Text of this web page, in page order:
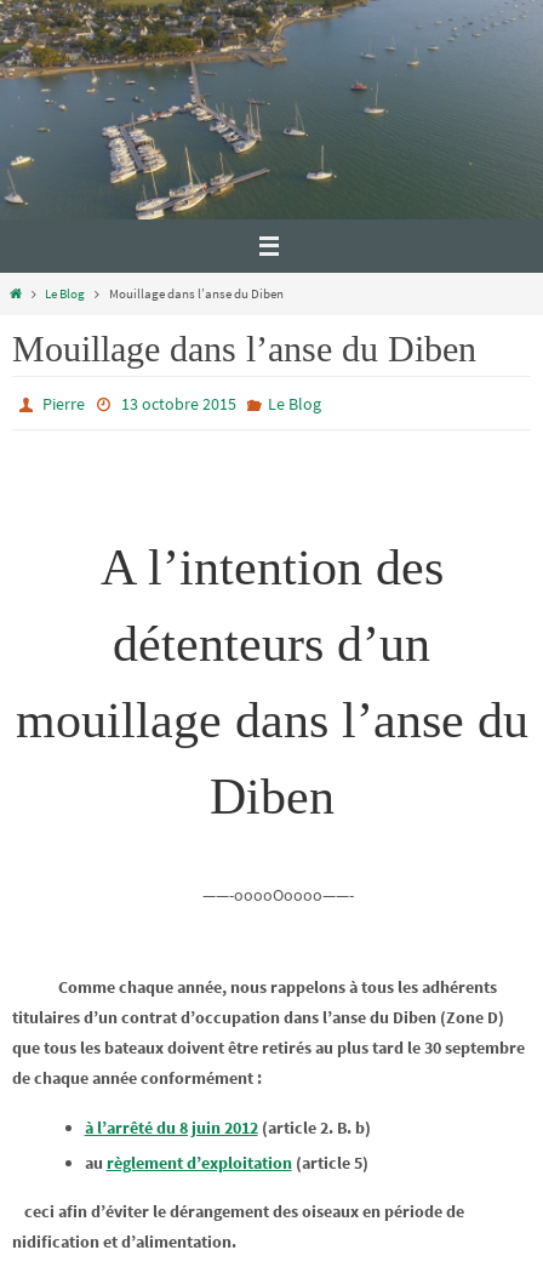
Le Blog Mouillage dans l’anse du Diben
Mouillage dans l’anse du Diben
Pierre 13 octobre 2015 Le Blog
A l’intention des
détenteurs d’un
mouillage dans l’anse du
Diben
——-ooooOoooo——-
Comme chaque année, nous rappelons à tous les adhérents
titulaires d’un contrat d’occupation dans l’anse du Diben (Zone D)
que tous les bateaux doivent être retirés au plus tard le 30 septembre
de chaque année conformément :
à l’arrêté du 8 juin 2012(article 2. B. b)
au règlement d’exploitation(article 5)
ceci afin d’éviter le dérangement des oiseaux en période de
nidification et d’alimentation.